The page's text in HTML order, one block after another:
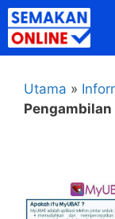
Skip
to
content
Utama »